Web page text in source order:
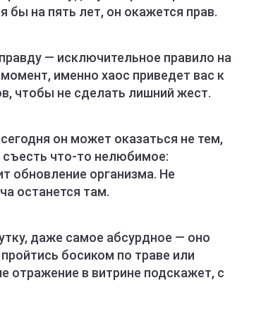
бы на пять лет, он окажется прав.
— исключительное правило на
именно хаос приведет вас к
чтобы не сделать лишний жест.
он может оказаться не тем,
что-то нелюбимое:
обновление организма. Не
останется там.
даже самое абсурдное — оно
босиком по траве или
отражение в витрине подскажет, с